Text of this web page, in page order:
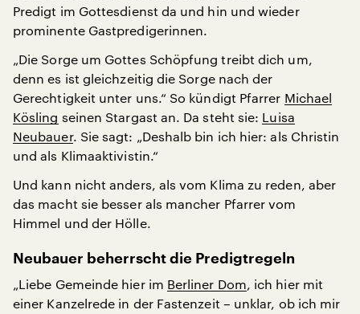
Predigt im Gottesdienst da und hin und wieder
prominente Gastpredigerinnen.
„Die Sorge um Gottes Schöpfung treibt dich um,
denn es ist gleichzeitig die Sorge nach der
Gerechtigkeit unter uns.“ So kündigt Pfarrer Michael
Kösling seinen Stargast an. Da steht sie: Luisa
Neubauer. Sie sagt: „Deshalb bin ich hier: als Christin
und als Klimaaktivistin.“
Und kann nicht anders, als vom Klima zu reden, aber
das macht sie besser als mancher Pfarrer vom
Himmel und der Hölle.
Neubauer beherrscht die Predigtregeln
„Liebe Gemeinde hier im Berliner Dom, ich hier mit
einer Kanzelrede in der Fastenzeit – unklar, ob ich mir